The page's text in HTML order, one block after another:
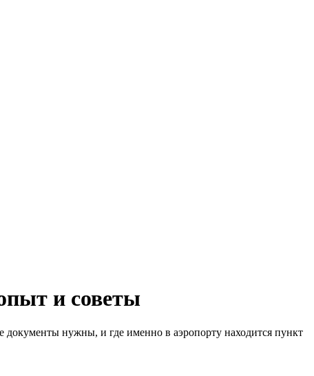
и советы
документы нужны, и где именно в аэропорту находится пункт